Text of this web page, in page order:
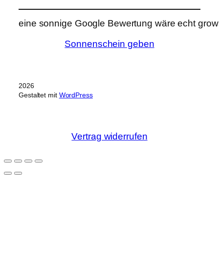
eine sonnige Google Bewertung wäre echt
Sonnenschein geben
2026
Gestaltet mit WordPress
Vertrag widerrufen